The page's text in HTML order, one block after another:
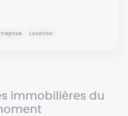
Location
immobilières du